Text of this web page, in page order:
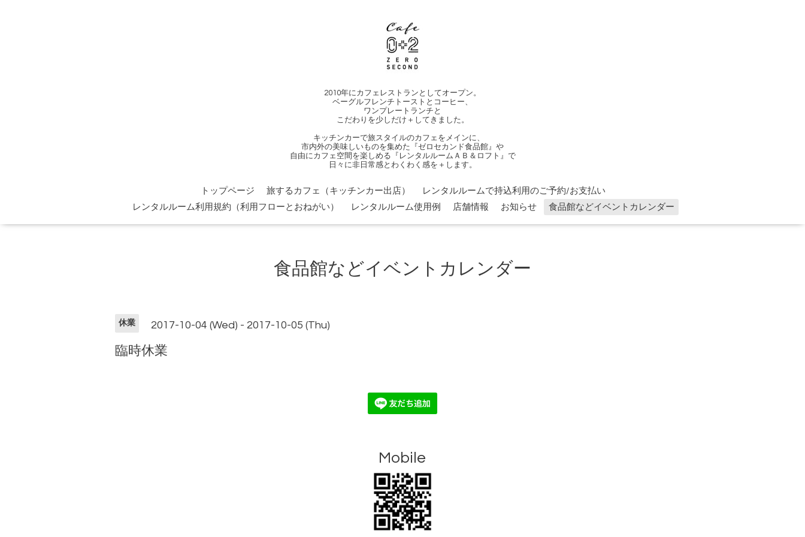
2010年にカフェレストランとしてオープン。
ベーグルフレンチトーストとコーヒー、
ワンプレートランチと
こだわりを少しだけ＋してきました。
キッチンカーで旅スタイルのカフェをメインに、
市内外の美味しいものを集めた『ゼロセカンド食品館』や
自由にカフェ空間を楽しめる『レンタルルームＡＢ＆ロフト』で
日々に非日常感とわくわく感を＋します。
トップページ 旅するカフェ（キッチンカー出店）
レンタルルームで持込利用のご予約/お支払い
レンタルルーム利用規約（利用フローとおねがい）
レンタルルーム使用例 店舗情報 お知らせ 食品館などイベントカレンダー
食品館などイベントカレンダー
休業 2017-10-04 (Wed) - 2017-10-05 (Thu)
臨時休業
Mobile